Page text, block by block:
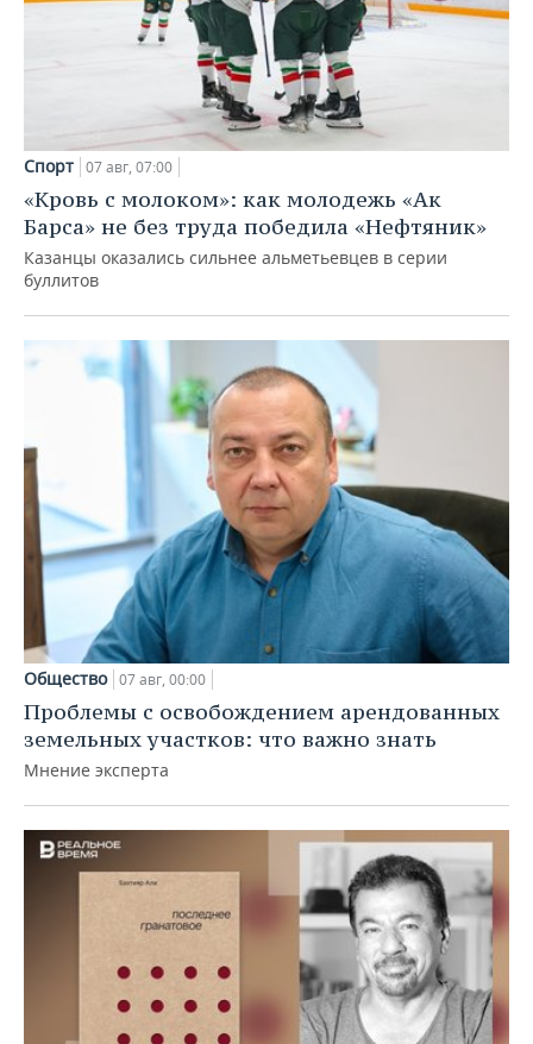
Спорт 07 авг, 07:00
«Кровь с молоком»: как молодежь «Ак
Барса» не без труда победила «Нефтяник»
Казанцы оказались сильнее альметьевцев в серии
буллитов
Общество 07 авг, 00:00
Проблемы с освобождением арендованных
земельных участков: что важно знать
Мнение эксперта